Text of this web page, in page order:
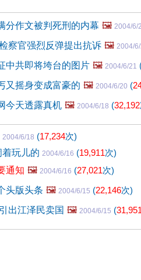
分作文被判死刑的内幕 🖼️ 2004/6/
察官强烈反弹提出抗诉 🖼️ 2004/
中共即将垮台的图片 🖼️ 2004/6/21
又摇身变成富豪的 🖼️ 2004/6/20 (
今天透露真机 🖼️ 2004/6/18 (32,192
2004/6/18 (17,234次)
着玩儿的 2004/6/16 (19,911次)
通知 🖼️ 2004/6/16 (27,021次)
头版头条 🖼️ 2004/6/15 (22,146次)
出江泽民卖国 🖼️ 2004/6/15 (31,951